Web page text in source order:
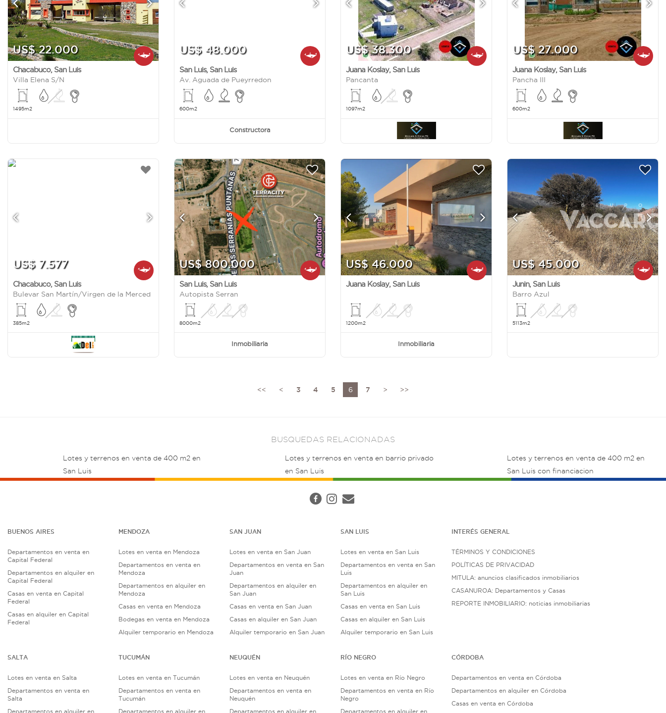
US$ 22.000
Chacabuco, San Luis
Villa Elena S/N
1495m2
US$ 48.000
San Luis, San Luis
Av. Aguada de Pueyrredon
600m2
Constructora
US$ 38.300
Juana Koslay, San Luis
Pancanta
1097m2
US$ 27.000
Juana Koslay, San Luis
Pancha III
600m2
US$ 7.577
Chacabuco, San Luis
Bulevar San Martín/Virgen de la Merced
385m2
US$ 800.000
San Luis, San Luis
Autopista Serran
8000m2
Inmobiliaria
US$ 46.000
Juana Koslay, San Luis
1200m2
Inmobiliaria
US$ 45.000
Junin, San Luis
Barro Azul
5113m2
<< < 3 4 5 6 7 > >>
BUSQUEDAS RELACIONADAS
Lotes y terrenos en venta de 400 m2 en
San Luis
Lotes y terrenos en venta en barrio privado
en San Luis
Lotes y terrenos en venta de 400 m2 en
San Luis con financiacion
BUENOS AIRES
Departamentos en venta en
Capital Federal
Departamentos en alquiler en
Capital Federal
Casas en venta en Capital
Federal
Casas en alquiler en Capital
Federal
MENDOZA
Lotes en venta en Mendoza
Departamentos en venta en
Mendoza
Departamentos en alquiler en
Mendoza
Casas en venta en Mendoza
Bodegas en venta en Mendoza
Alquiler temporario en Mendoza
SAN JUAN
Lotes en venta en San Juan
Departamentos en venta en San
Juan
Departamentos en alquiler en
San Juan
Casas en venta en San Juan
Casas en alquiler en San Juan
Alquiler temporario en San Juan
SAN LUIS
Lotes en venta en San Luis
Departamentos en venta en San
Luis
Departamentos en alquiler en
San Luis
Casas en venta en San Luis
Casas en alquiler en San Luis
Alquiler temporario en San Luis
INTERÉS GENERAL
TÉRMINOS Y CONDICIONES
POLÍTICAS DE PRIVACIDAD
MITULA: anuncios clasificados inmobiliarios
CASANUROA: Departamentos y Casas
REPORTE INMOBILIARIO: noticias inmobiliarias
SALTA
Lotes en venta en Salta
Departamentos en venta en
Salta
Departamentos en alquiler en
TUCUMÁN
Lotes en venta en Tucumán
Departamentos en venta en
Tucumán
Departamentos en alquiler en
NEUQUÉN
Lotes en venta en Neuquén
Departamentos en venta en
Neuquén
Departamentos en alquiler en
RÍO NEGRO
Lotes en venta en Río Negro
Departamentos en venta en Río
Negro
Departamentos en alquiler en
CÓRDOBA
Departamentos en venta en Córdoba
Departamentos en alquiler en Córdoba
Casas en venta en Córdoba